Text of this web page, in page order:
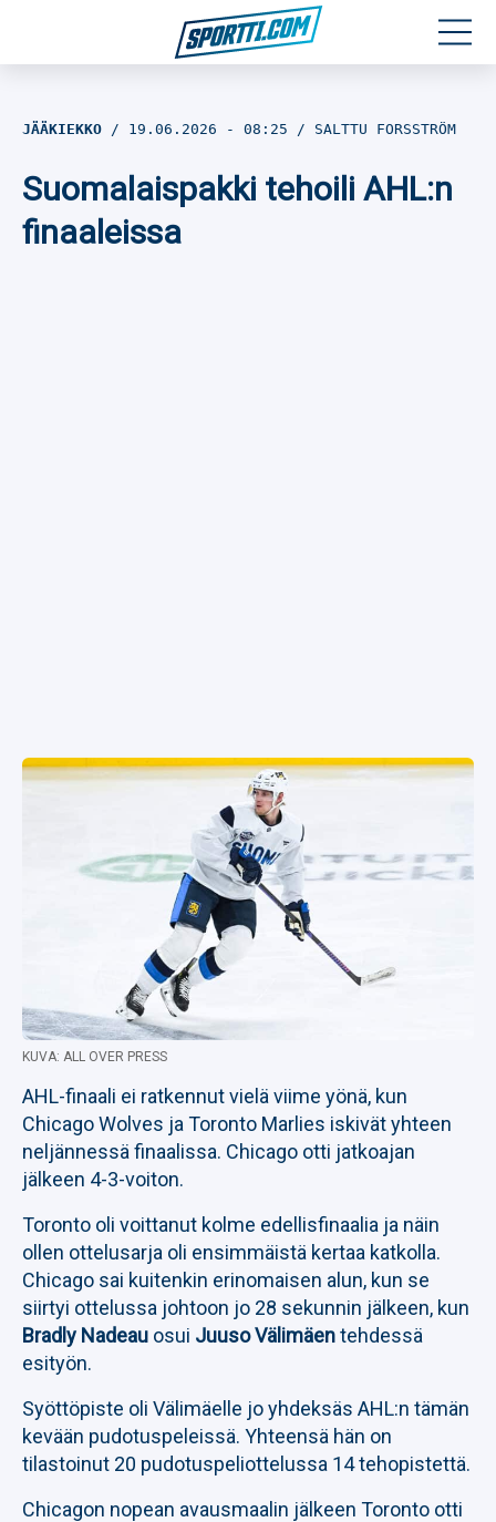
Jalkapallo
JÄÄKIEKKO 19.06.2026 - 08:25 SALTTU FORSSTRÖM
Suomalaispakki tehoili AHL:n
finaaleissa
KUVA: ALL OVER PRESS
AHL-finaali ei ratkennut vielä viime yönä, kun
Chicago Wolves ja Toronto Marlies iskivät yhteen
neljännessä finaalissa. Chicago otti jatkoajan
jälkeen 4-3-voiton.
Toronto oli voittanut kolme edellisfinaalia ja näin
ollen ottelusarja oli ensimmäistä kertaa katkolla.
Chicago sai kuitenkin erinomaisen alun, kun se
siirtyi ottelussa johtoon jo 28 sekunnin jälkeen, kun
Bradly Nadeau osui Juuso Välimäentehdessä
esityön.
Syöttöpiste oli Välimäelle jo yhdeksäs AHL:n tämän
kevään pudotuspeleissä. Yhteensä hän on
tilastoinut 20 pudotuspeliottelussa 14 tehopistettä.
Chicagon nopean avausmaalin jälkeen Toronto otti